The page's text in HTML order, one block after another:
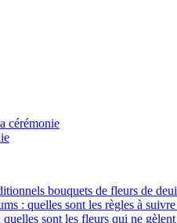
cérémonie
bouquets de fleurs de
: quelles sont les règles à
sont les fleurs qui ne gèlent